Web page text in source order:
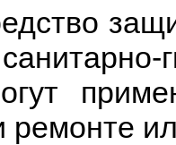
ремонте